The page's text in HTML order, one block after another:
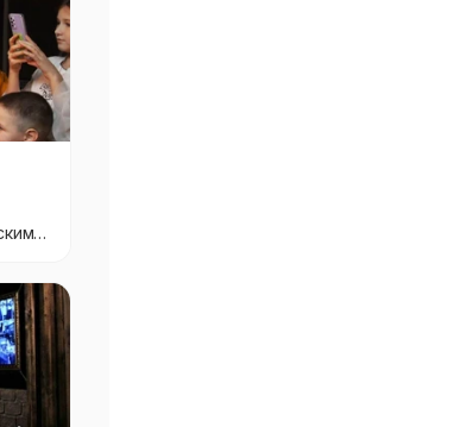
"Квест для всех", квест-клуб с детскими праздниками "под ключ"